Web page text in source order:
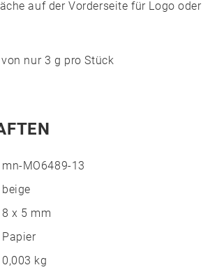
auf der Vorderseite für Logo oder
nur 3 g pro Stück
mn-MO6489-13
beige
8 x 5 mm
Papier
0,003 kg